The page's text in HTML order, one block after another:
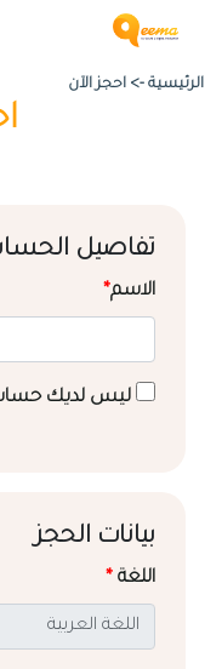
الرئيسية -> احجز الآن
تفاصيل
الاسم*
ليس لديك
بيانات الحجز
اللغة *